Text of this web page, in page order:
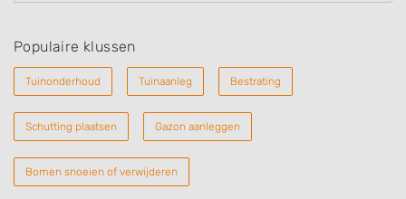
Populaire klussen
Tuinonderhoud Tuinaanleg Bestrating
Schutting plaatsen Gazon aanleggen
Bomen snoeien of verwijderen